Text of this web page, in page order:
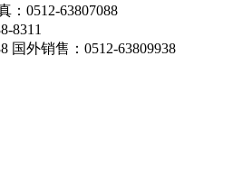
：0512-63807088
8311
国外销售：0512-63809938